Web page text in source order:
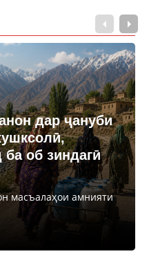
дар ҷануби
об зиндагӣ
масъалаҳои амнияти